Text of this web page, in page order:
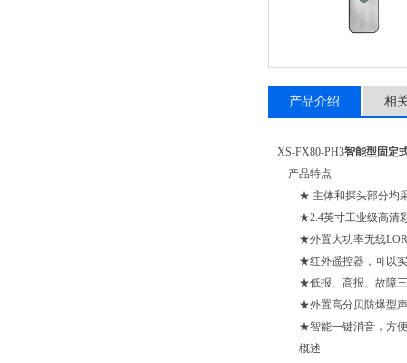
产品介绍 相
XS-FX80-PH3智能型固定
产品特点
★ 主体和探头部分均采
★2.4英寸工业级高清
★外置大功率无线
★红外遥控器，可以实
★低报、高报、故障三
★外置高分贝防爆型声
★智能一键消音，方便
概述